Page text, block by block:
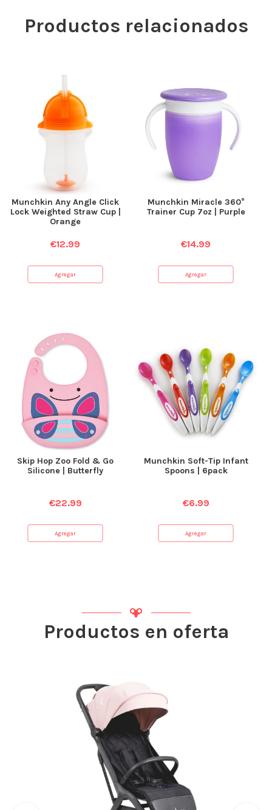
Productos relacionados
Munchkin Any Angle Click
Lock Weighted Straw Cup |
Orange
€12.99
Agregar
Munchkin Miracle 360°
Trainer Cup 7oz | Purple
€14.99
Agregar
Skip Hop Zoo Fold & Go
Silicone | Butterfly
€22.99
Agregar
Munchkin Soft-Tip Infant
Spoons | 6pack
€6.99
Agregar
Productos en oferta